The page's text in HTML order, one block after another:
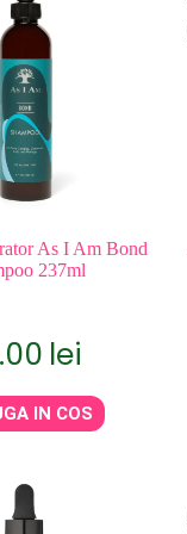
As I Am Bond
237ml
lei
IN COS